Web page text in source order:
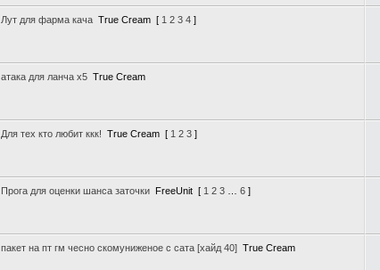
Лут для фарма кача True Cream [ 1 2 3 4 ]
атака для ланча х5 True Cream
Для тех кто любит ккк! True Cream [ 1 2 3 ]
Прога для оценки шанса заточки FreeUnit [ 1 2 3 6 ]
пакет на пт гм чесно скомуниженое с сата [хайд 40] True Cream